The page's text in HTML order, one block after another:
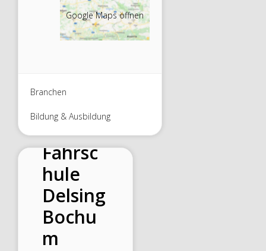
Google Maps öffnen
Branchen
Bildung & Ausbildung
Fahrsc
hule
Delsing
Bochu
m